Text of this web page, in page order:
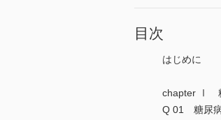
目次
はじめに
chapter Ⅰ
Q 01 糖尿病